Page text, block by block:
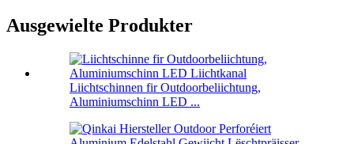
Ausgewielte Produkter
Liichtschinnen fir Outdoorbeliichtung,
Aluminiumschinn LED ...